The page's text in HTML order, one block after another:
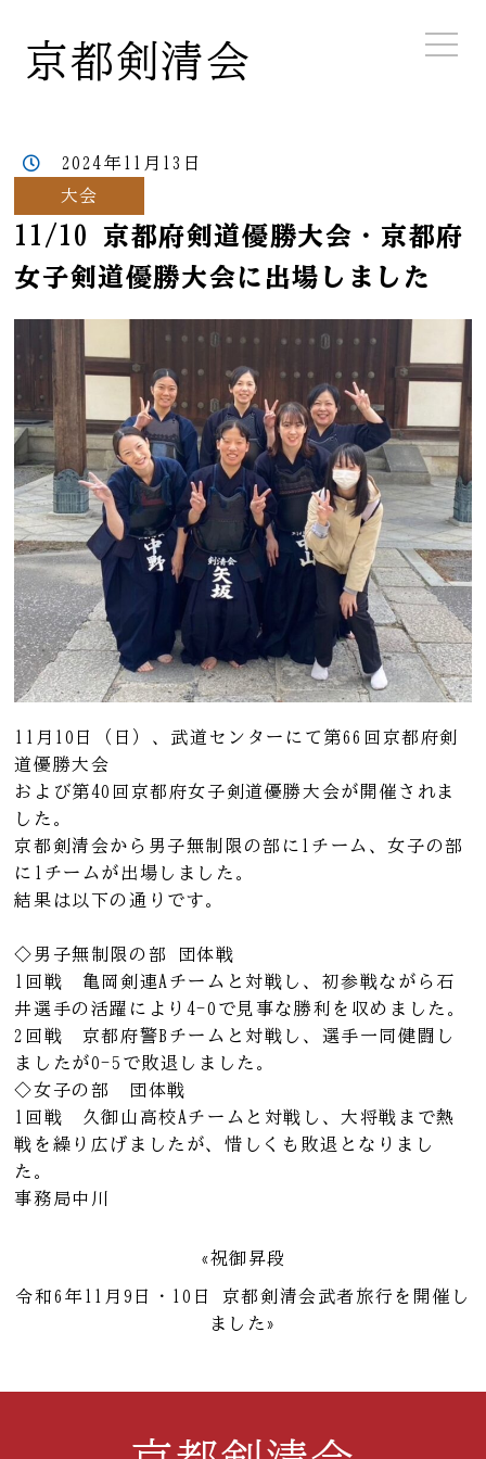
京都剣清会
2024年11月13日
大会
11/10 京都府剣道優勝大会・京都府
女子剣道優勝大会に出場しました
11月10日（日）、武道センターにて第66回京都府剣
道優勝大会
および第40回京都府女子剣道優勝大会が開催されま
した。
京都剣清会から男子無制限の部に1チーム、女子の部
に1チームが出場しました。
結果は以下の通りです。
◇男子無制限の部 団体戦
1回戦 亀岡剣連Aチームと対戦し、初参戦ながら石
井選手の活躍により4-0で見事な勝利を収めました。
2回戦 京都府警Bチームと対戦し、選手一同健闘し
ましたが0-5で敗退しました。
◇女子の部 団体戦
1回戦 久御山高校Aチームと対戦し、大将戦まで熱
戦を繰り広げましたが、惜しくも敗退となりまし
た。
事務局中川
«祝御昇段
令和6年11月9日・10日 京都剣清会武者旅行を開催し
ました»